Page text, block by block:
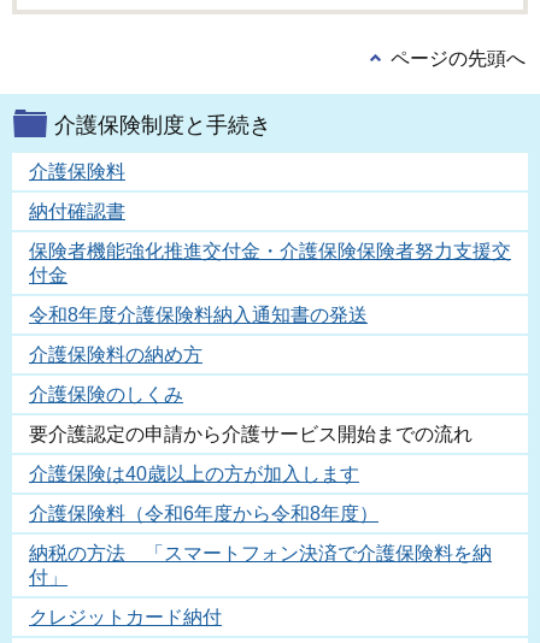
ページの先頭へ
介護保険制度と手続き
介護保険料
納付確認書
保険者機能強化推進交付金・介護保険保険者努力支援交
付金
令和8年度介護保険料納入通知書の発送
介護保険料の納め方
介護保険のしくみ
要介護認定の申請から介護サービス開始までの流れ
介護保険は40歳以上の方が加入します
介護保険料（令和6年度から令和8年度）
納税の方法 「スマートフォン決済で介護保険料を納
付」
クレジットカード納付